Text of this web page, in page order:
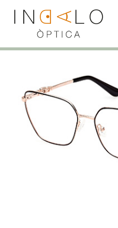
Vés
contingut